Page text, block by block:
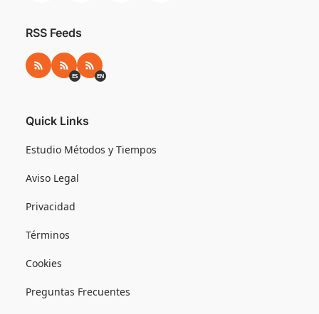
RSS Feeds
RSS RSS ES
ES RSS EN
EN
Quick Links
Estudio Métodos y Tiempos
Aviso Legal
Privacidad
Términos
Cookies
Preguntas Frecuentes